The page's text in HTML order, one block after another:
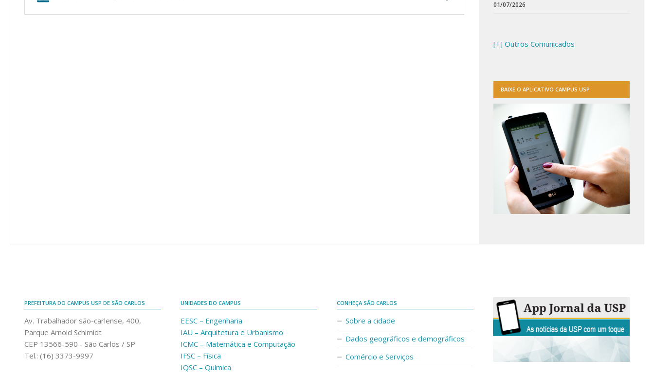
01/07/2026
[+] Outros Comunicados
BAIXE O APLICATIVO CAMPUS USP
PREFEITURA DO CAMPUS USP DE SÃO CARLOS
Av. Trabalhador são-carlense, 400,
Parque Arnold Schimidt
CEP 13566-590 - São Carlos / SP
Tel.: (16) 3373-9997
UNIDADES DO CAMPUS
EESC – Engenharia
IAU – Arquitetura e Urbanismo
ICMC – Matemática e Computação
IFSC – Física
IQSC – Química
CONHEÇA SÃO CARLOS
Sobre a cidade
Dados geográficos e demográficos
Comércio e Serviços